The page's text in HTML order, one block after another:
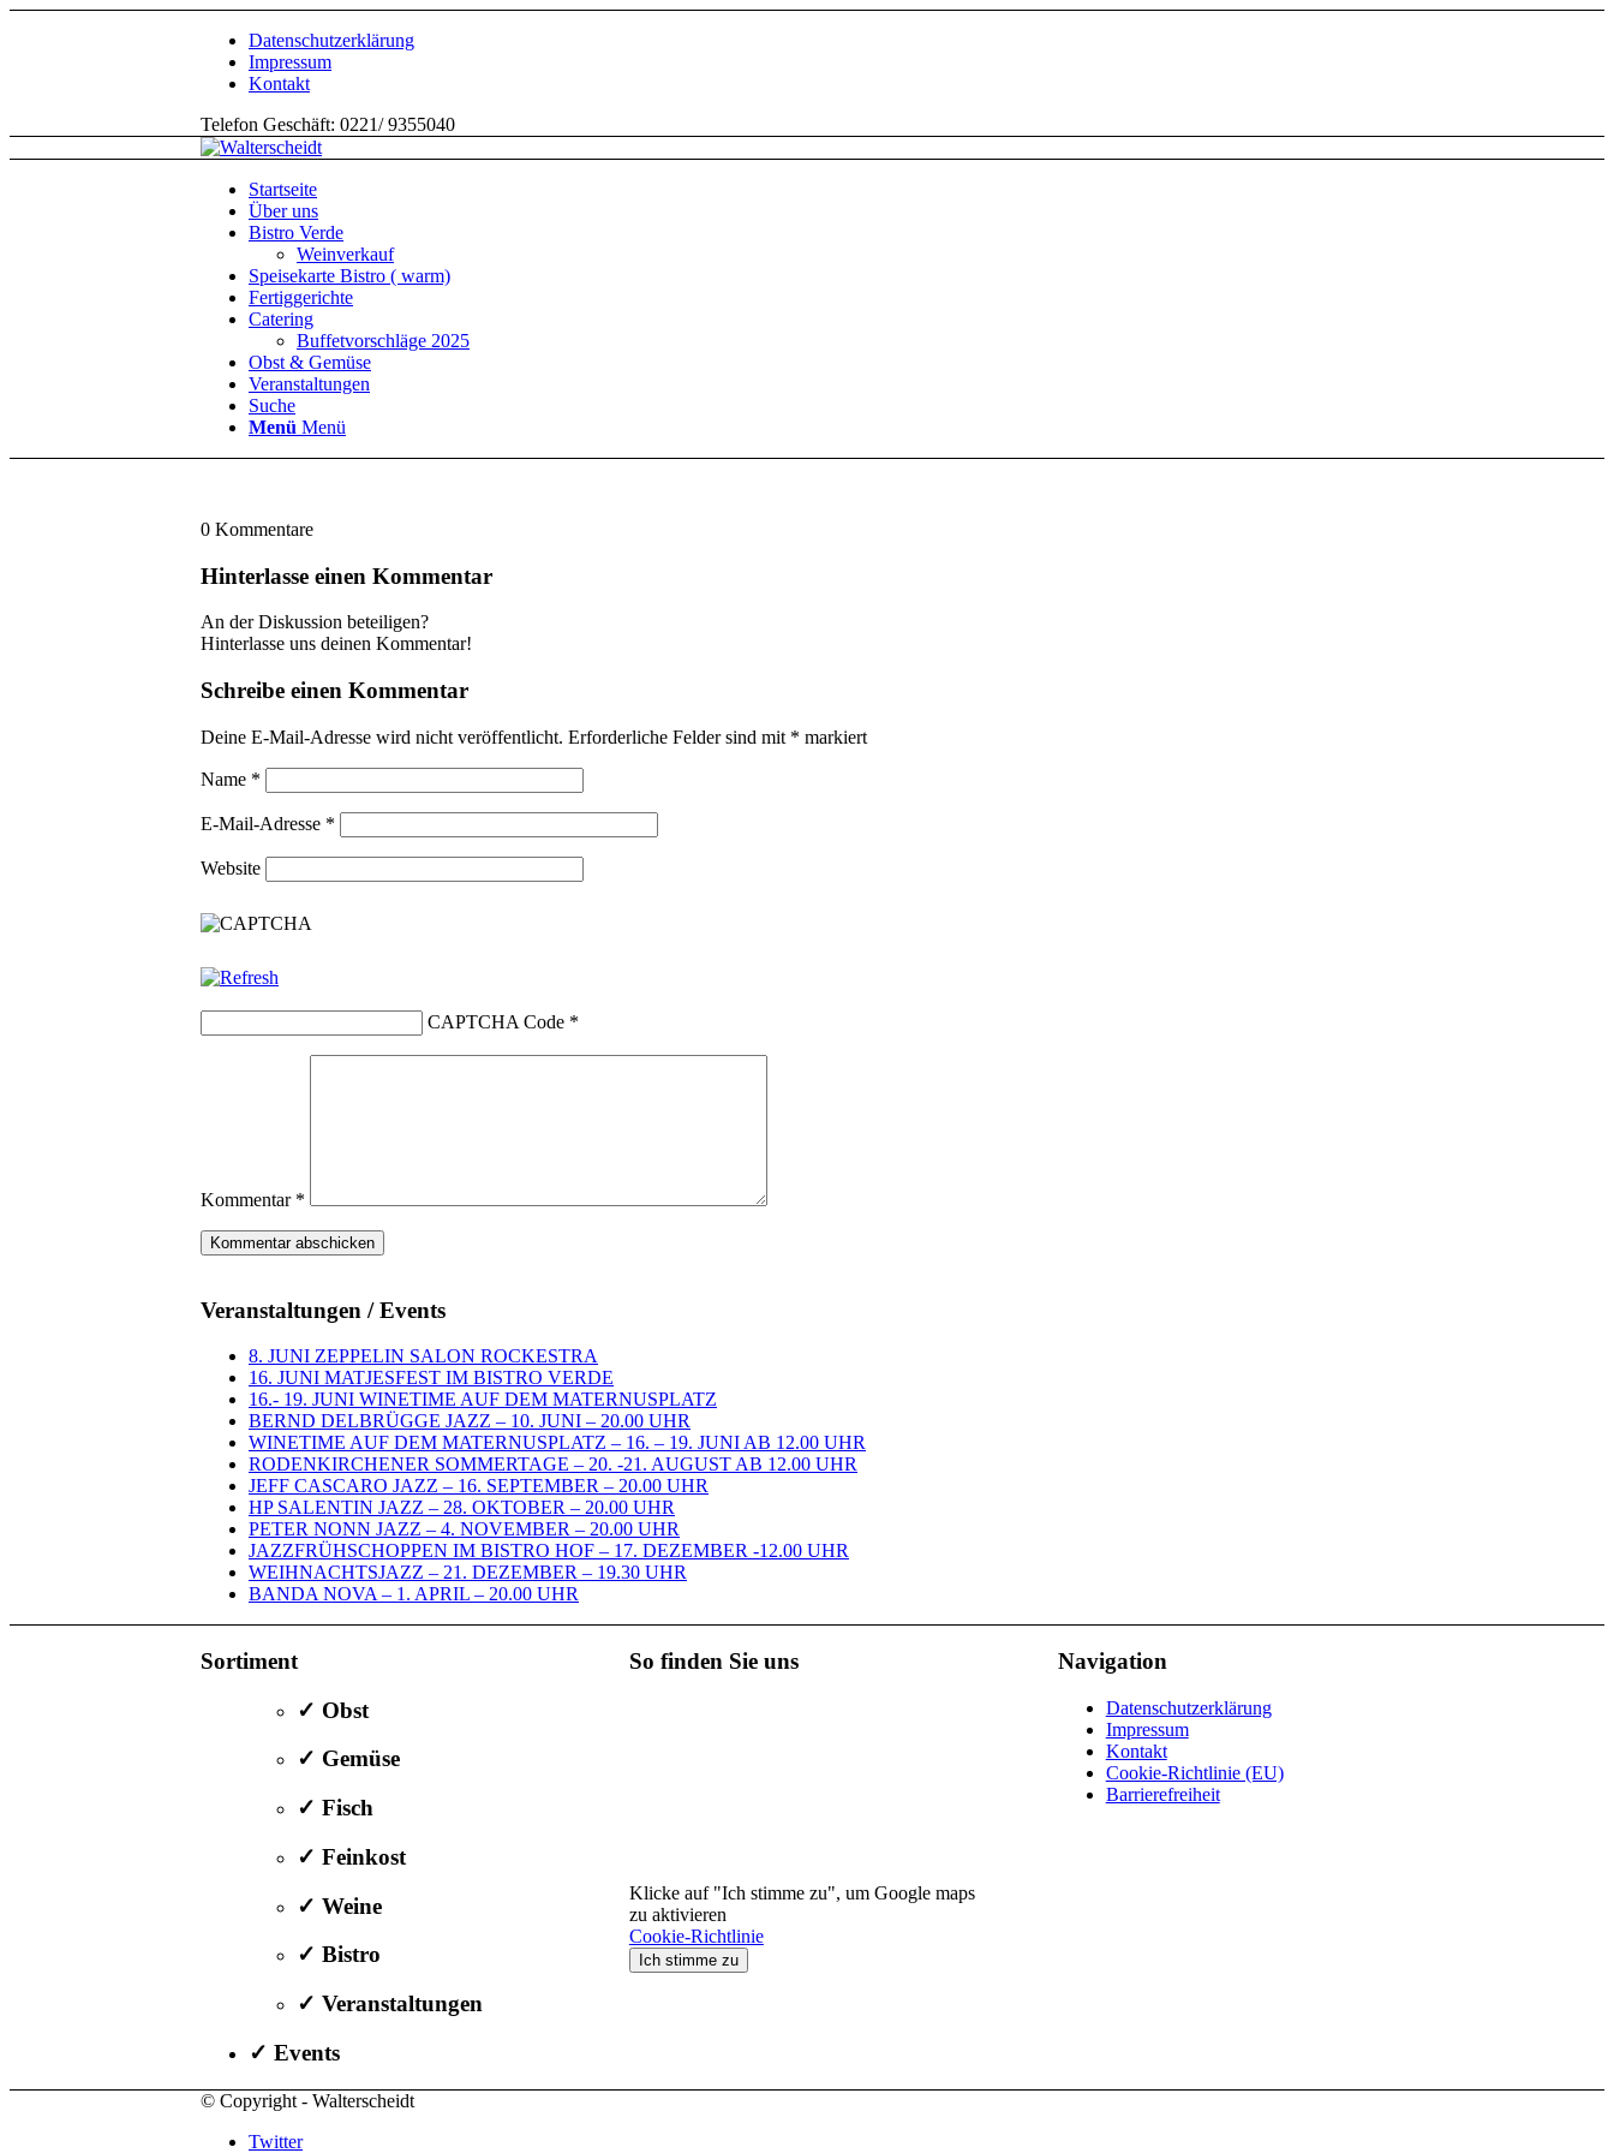
Datenschutzerklärung
Impressum
Kontakt
Telefon Geschäft: 0221/ 9355040
Startseite
Über uns
Bistro Verde
Weinverkauf
Speisekarte Bistro ( warm)
Fertiggerichte
Catering
Buffetvorschläge 2025
Obst & Gemüse
Veranstaltungen
Suche
Menü Menü
0 Kommentare
Hinterlasse einen Kommentar
An der Diskussion beteiligen?
Hinterlasse uns deinen Kommentar!
Schreibe einen Kommentar
Deine E-Mail-Adresse wird nicht veröffentlicht. Erforderliche Felder sind mit * markiert
Name *
E-Mail-Adresse *
Website
CAPTCHA Code *
Kommentar *
Veranstaltungen / Events
8. JUNI ZEPPELIN SALON ROCKESTRA
16. JUNI MATJESFEST IM BISTRO VERDE
16.- 19. JUNI WINETIME AUF DEM MATERNUSPLATZ
BERND DELBRÜGGE JAZZ – 10. JUNI – 20.00 UHR
WINETIME AUF DEM MATERNUSPLATZ – 16. – 19. JUNI AB 12.00 UHR
RODENKIRCHENER SOMMERTAGE – 20. -21. AUGUST AB 12.00 UHR
JEFF CASCARO JAZZ – 16. SEPTEMBER – 20.00 UHR
HP SALENTIN JAZZ – 28. OKTOBER – 20.00 UHR
PETER NONN JAZZ – 4. NOVEMBER – 20.00 UHR
JAZZFRÜHSCHOPPEN IM BISTRO HOF – 17. DEZEMBER -12.00 UHR
WEIHNACHTSJAZZ – 21. DEZEMBER – 19.30 UHR
BANDA NOVA – 1. APRIL – 20.00 UHR
Sortiment
✓ Obst
✓ Gemüse
✓ Fisch
✓ Feinkost
✓ Weine
✓ Bistro
✓ Veranstaltungen
✓ Events
So finden Sie uns
Klicke auf "Ich stimme zu", um Google maps
zu aktivieren
Cookie-Richtlinie
Ich stimme zu
Navigation
Datenschutzerklärung
Impressum
Kontakt
Cookie-Richtlinie (EU)
Barrierefreiheit
© Copyright - Walterscheidt
Twitter